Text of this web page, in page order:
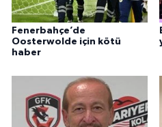
Fenerbahçe’de
Oosterwolde için kötü
haber